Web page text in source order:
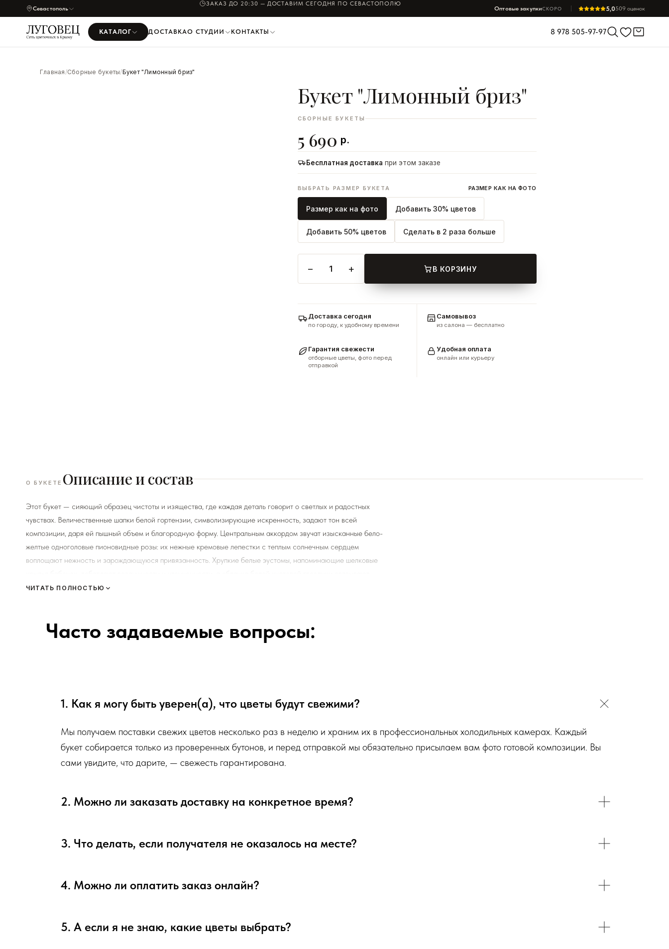
Севастополь
ЗАКАЗ ДО 20:30 — ДОСТАВИМ СЕГОДНЯ ПО СЕВАСТОПОЛЮ
Оптовые закупкиСКОРО 5,0509 оценок
КАТАЛОГ ДОСТАВКАО СТУДИИ КОНТАКТЫ 8 978 505-97-97
Главная/Сборные букеты/Букет "Лимонный бриз"
УВЕЛИЧИТЬ
Букет "Лимонный бриз"
СБОРНЫЕ БУКЕТЫ
5 690 р.
Бесплатная доставка при этом заказе
ВЫБРАТЬ РАЗМЕР БУКЕТА РАЗМЕР КАК НА ФОТО
Размер как на фото Добавить 30% цветов
Добавить 50% цветов Сделать в 2 раза больше
− 1 + В КОРЗИНУ
ДОБАВИТЬ В КОРЗИНУ
Доставка сегодня
по городу, к удобному времени
Самовывоз
из салона — бесплатно
Гарантия свежести
отборные цветы, фото перед
отправкой
Удобная оплата
онлайн или курьеру
О БУКЕТЕ Описание и состав
Этот букет — сияющий образец чистоты и изящества, где каждая деталь говорит о светлых и радостных
чувствах. Величественные шапки белой гортензии, символизирующие искренность, задают тон всей
композиции, даря ей пышный объем и благородную форму. Центральным аккордом звучат изысканные бело-
желтые одноголовые пионовидные розы: их нежные кремовые лепестки с теплым солнечным сердцем
воплощают нежность и зарождающуюся привязанность. Хрупкие белые эустомы, напоминающие шелковые
букет воедино, наполняя его легкостью и завершенностью. Этот подарок, исполненный грации, станет
К каждому букету мы прикладываем правила по уходу за цветами и подкормку для срезанных цветов!
пожелания по виду букета (Приблизительному размеру букета, цветовой гаммы, формату), после заказа с
Перед тем как отправить букет на доставку мы обязательно пришлем Вам на согласование фото
и видео непосредственно того букета, который наш флорист собрал для Вас.
ЧИТАТЬ ПОЛНОСТЬЮ
Часто задаваемые вопросы:
1. Как я могу быть уверен(а), что цветы будут свежими?
Мы получаем поставки свежих цветов несколько раз в неделю и храним их в профессиональных холодильных камерах. Каждый
букет собирается только из проверенных бутонов, и перед отправкой мы обязательно присылаем вам фото готовой композиции. Вы
сами увидите, что дарите, — свежесть гарантирована.
2. Можно ли заказать доставку на конкретное время?
3. Что делать, если получателя не оказалось на месте?
4. Можно ли оплатить заказ онлайн?
5. А если я не знаю, какие цветы выбрать?